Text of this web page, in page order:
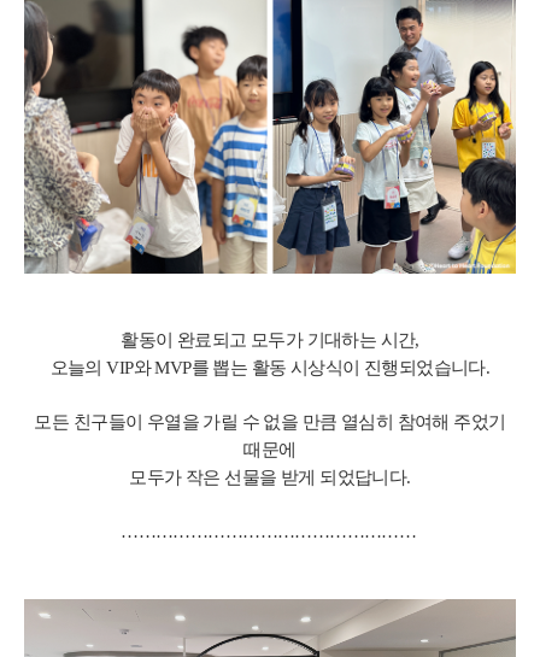
활동이 완료되고 모두가 기대하는 시간,
오늘의 VIP와 MVP를 뽑는 활동 시상식이 진행되었습니다.
모든 친구들이 우열을 가릴 수 없을 만큼 열심히 참여해 주었기
때문에
모두가 작은 선물을 받게 되었답니다.
……………………………………………